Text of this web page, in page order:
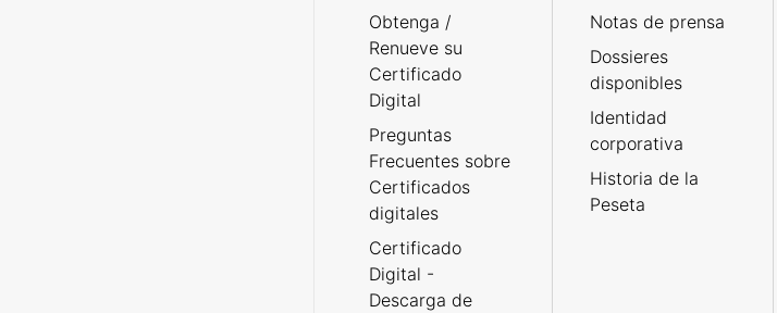
Obtenga /
Renueve su
Certificado
Digital
Preguntas
Frecuentes sobre
Certificados
digitales
Certificado
Digital -
Descarga de
Notas de prensa
Dossieres
disponibles
Identidad
corporativa
Historia de la
Peseta